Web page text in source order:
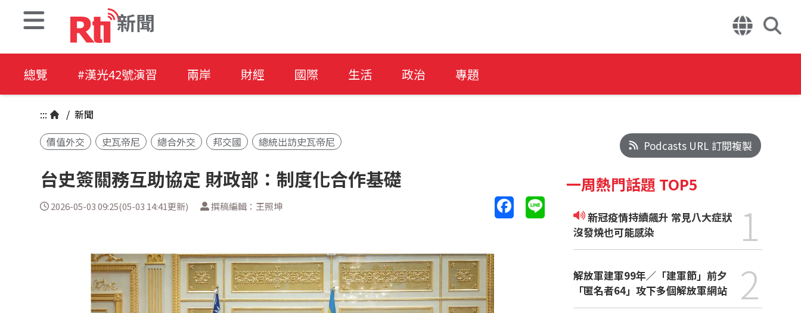
新聞
總覽 #漢光42號演習 兩岸 財經 國際 生活 政治 專題
::: / 新聞
價值外交
史瓦帝尼 總合外交 邦交國 總統出訪史瓦帝尼
台史簽關務互助協定 財政部：制度化合作基礎
2026-05-03 09:25(05-03 14:41更新) 撰稿編輯：王照坤
Podcasts URL 訂閱複製
一周熱門話題 TOP5
新冠疫情持續飆升 常見八大症狀
沒發燒也可能感染
1
解放軍建軍99年／「建軍節」前夕
「匿名者64」攻下多個解放軍網站
2